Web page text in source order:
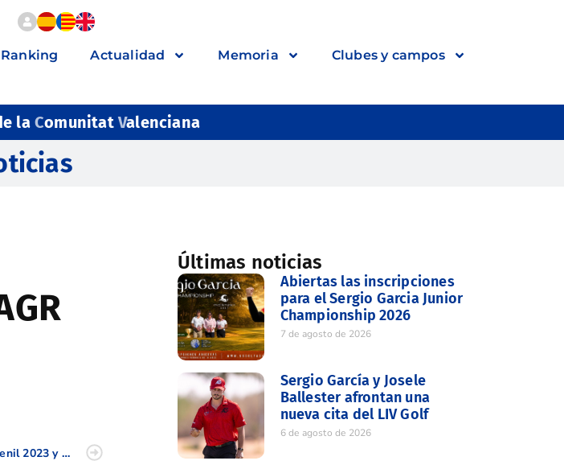
Ranking Actualidad Memoria Clubes y campos
la ComunitatValenciana
Galería de la Gala de Golf Juvenil 2023 y Campeonato Juvenil de la CV
Últimas noticias
Abiertas las inscripciones
para el Sergio Garcia Junior
Championship 2026
7 de agosto de 2026
Sergio García y Josele
Ballester afrontan una
nueva cita del LIV Golf
6 de agosto de 2026